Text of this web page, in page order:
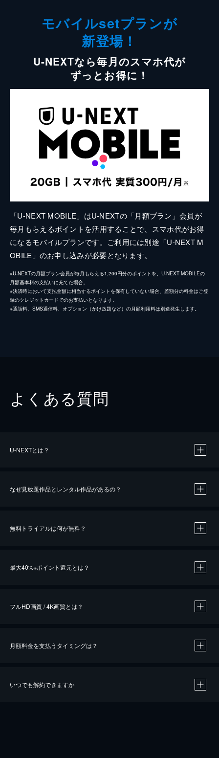
モバイルsetプランが
新登場！
U-NEXTなら毎月のスマホ代が
ずっとお得に！
「U-NEXT MOBILE」はU-NEXTの「月額プラン」会員が
毎月もらえるポイントを活用することで、スマホ代がお得
になるモバイルプランです。ご利用には別途「U-NEXT M
OBILE」のお申し込みが必要となります。
※U-NEXTの月額プラン会員が毎月もらえる1,200円分のポイントを、U-NEXT MOBILEの
月額基本料の支払いに充てた場合。
※決済時において支払金額に相当するポイントを保有していない場合、差額分の料金はご登
録のクレジットカードでのお支払いとなります。
※通話料、SMS通信料、オプション（かけ放題など）の月額利用料は別途発生します。
よくある質問
U-NEXTとは？
なぜ見放題作品とレンタル作品があるの？
無料トライアルは何が無料？
最大40%※ポイント還元とは？
※40％ポイント還元の対象は、クレジットカード決済による作品の購入 / レンタルです。
フルHD画質 / 4K画質とは？
月額料金を支払うタイミングは？
いつでも解約できますか